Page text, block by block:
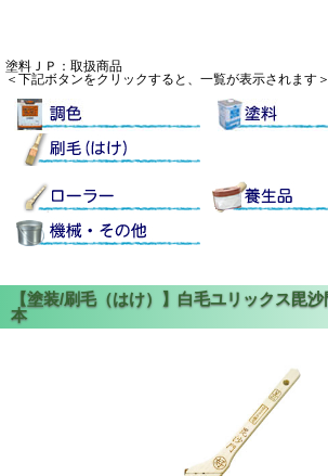
塗料ＪＰ：取扱商品
＜下記ボタンをクリックすると、一覧が表示されます＞